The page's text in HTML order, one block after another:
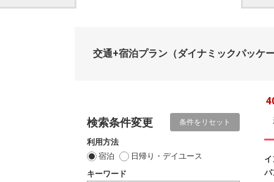
交通+宿泊プラン （ダイナミックパッケ
検索条件変更 条件をリセット
利用方法
宿泊
日帰り・デイユース
キーワード
パ